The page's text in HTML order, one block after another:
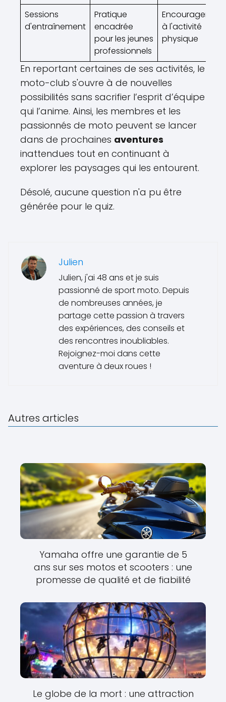
Sessions
d'entraînement
Pratique
encadrée
pour les jeunes
professionnels
Encouragement
à l'activité
physique
En reportant certaines de ses activités, le
moto-club s'ouvre à de nouvelles
possibilités sans sacrifier l’esprit d’équipe
qui l’anime. Ainsi, les membres et les
passionnés de moto peuvent se lancer
dans de prochaines aventures
inattendues tout en continuant à
explorer les paysages qui les entourent.
Désolé, aucune question n'a pu être
générée pour le quiz.
Julien
Julien, j'ai 48 ans et je suis
passionné de sport moto. Depuis
de nombreuses années, je
partage cette passion à travers
des expériences, des conseils et
des rencontres inoubliables.
Rejoignez-moi dans cette
aventure à deux roues !
Autres articles
Yamaha offre une garantie de 5
ans sur ses motos et scooters : une
promesse de qualité et de fiabilité
Le globe de la mort : une attraction